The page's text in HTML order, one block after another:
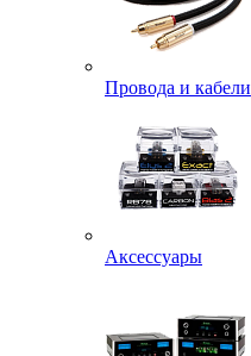
Провода и кабели
Аксессуары